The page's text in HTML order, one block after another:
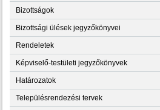
Bizottságok
Bizottsági ülések jegyzőkönyvei
Rendeletek
Képviselő-testületi jegyzőkönyvek
Határozatok
Településrendezési tervek